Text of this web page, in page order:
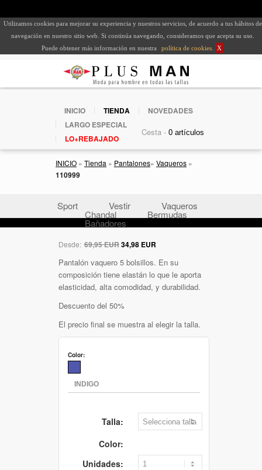
Utilizamos cookies para mejorar su experiencia y nuestros servicios, de acuerdo a tus hábitos de
navegación en nuestro sitio web. Si continúa navegando, consideramos que acepta su uso.
Puede obtener más información en nuestra
política de cookies X
INICIO TIENDA
NOVEDADES
LARGO ESPECIAL
LO+REBAJADO
Cesta -
INICIO » Tienda » Pantalones» Vaqueros »
110999
Sport Vestir Vaqueros
Chandal Bermudas
Bañadores
Desde: 69,95 EUR34,98 EUR
Pantalón vaquero 5 bolsillos. En su
composición tiene elastán lo que le aporta
elasticidad, alta comodidad, y durabilidad.
Descuento del 50%
El precio final se muestra al elegir la talla.
Color:
Talla:
Color:
Unidades: